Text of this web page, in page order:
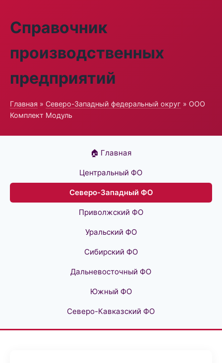
Справочник
производственных
предприятий
Главная » Северо-Западный федеральный округ » ООО
Комплект Модуль
🏠 Главная
Центральный ФО
Северо-Западный ФО
Приволжский ФО
Уральский ФО
Сибирский ФО
Дальневосточный ФО
Южный ФО
Северо-Кавказский ФО